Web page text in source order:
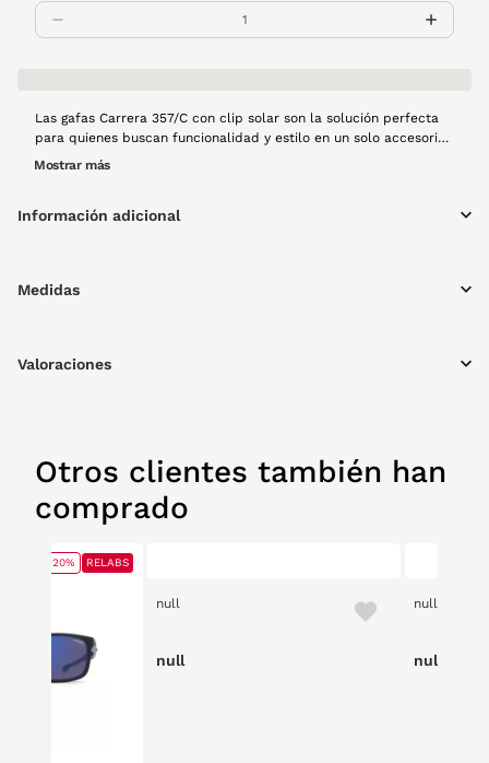
Las gafas Carrera 357/C con clip solar son la solución perfecta
para quienes buscan funcionalidad y estilo en un solo accesorio.
Diseñadas con una montura de pasta en un sofisticado tono
solar, equipado con lentes polarizadas en un elegante color
Mostrar más
Información adicional
Medidas
Valoraciones
Otros clientes también han
comprado
20% RELABS
null
null
null
null